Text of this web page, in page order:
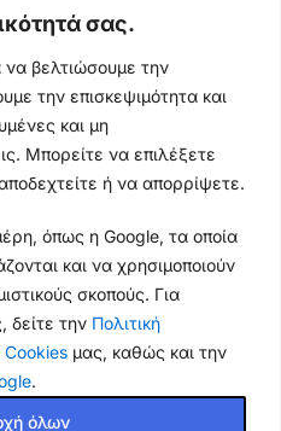
σας.
να βελτιώσουμε την
την επισκεψιμότητα και
και μη
Μπορείτε να επιλέξετε
ή να απορρίψετε.
όπως η Google, τα οποία
και να χρησιμοποιούν
σκοπούς. Για
δείτε την Πολιτική
Cookies μας, καθώς και την
.
όλων
Shop.